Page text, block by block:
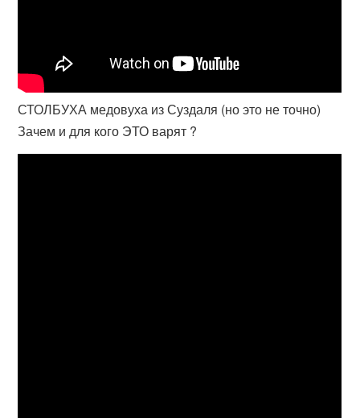
СТОЛБУХА медовуха из Суздаля (но это не точно)
Зачем и для кого ЭТО варят ?